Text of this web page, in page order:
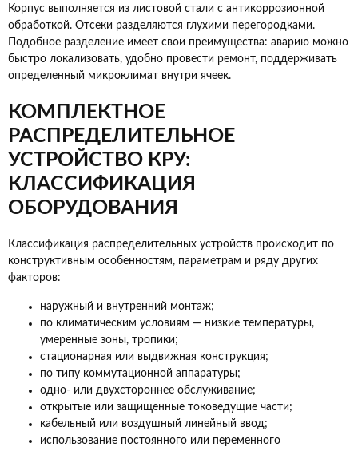
Корпус выполняется из листовой стали с антикоррозионной
обработкой. Отсеки разделяются глухими перегородками.
Подобное разделение имеет свои преимущества: аварию можно
быстро локализовать, удобно провести ремонт, поддерживать
определенный микроклимат внутри ячеек.
КОМПЛЕКТНОЕ
РАСПРЕДЕЛИТЕЛЬНОЕ
УСТРОЙСТВО КРУ:
КЛАССИФИКАЦИЯ
ОБОРУДОВАНИЯ
Классификация распределительных устройств происходит по
конструктивным особенностям, параметрам и ряду других
факторов:
наружный и внутренний монтаж;
по климатическим условиям — низкие температуры,
умеренные зоны, тропики;
стационарная или выдвижная конструкция;
по типу коммутационной аппаратуры;
одно- или двухстороннее обслуживание;
открытые или защищенные токоведущие части;
кабельный или воздушный линейный ввод;
использование постоянного или переменного